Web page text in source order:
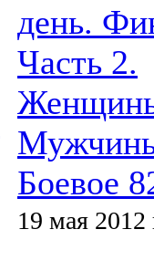
день.
Часть 2.
Боевое
19 мая 2012